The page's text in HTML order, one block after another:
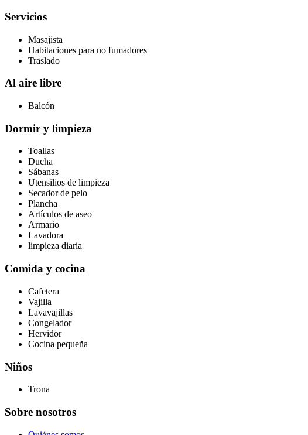
Servicios
Masajista
Habitaciones para no fumadores
Traslado
Al aire libre
Balcón
Dormir y limpieza
Toallas
Ducha
Sábanas
Utensilios de limpieza
Secador de pelo
Plancha
Artículos de aseo
Armario
Lavadora
limpieza diaria
Comida y cocina
Cafetera
Vajilla
Lavavajillas
Congelador
Hervidor
Cocina pequeña
Niños
Trona
Sobre nosotros